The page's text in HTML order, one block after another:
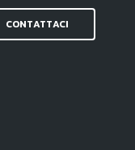
CONTATTACI